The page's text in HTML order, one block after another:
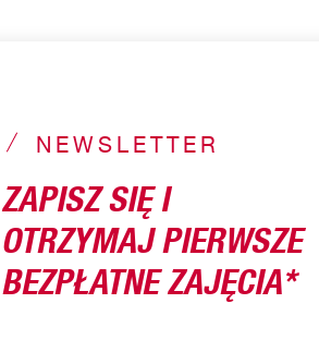
NEWSLETTER
ZAPISZ SIĘ I
OTRZYMAJ PIERWSZE
BEZPŁATNE ZAJĘCIA*